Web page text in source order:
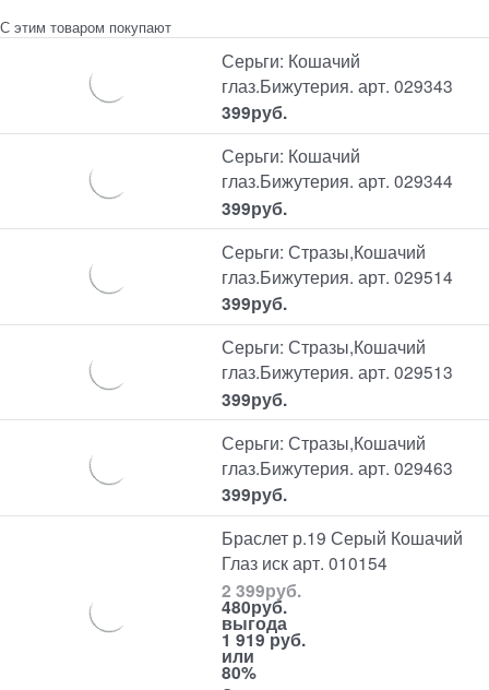
С этим товаром покупают
Серьги: Кошачий
глаз.Бижутерия. арт. 029343
399руб.
Серьги: Кошачий
глаз.Бижутерия. арт. 029344
399руб.
Серьги: Стразы,Кошачий
глаз.Бижутерия. арт. 029514
399руб.
Серьги: Стразы,Кошачий
глаз.Бижутерия. арт. 029513
399руб.
Серьги: Стразы,Кошачий
глаз.Бижутерия. арт. 029463
399руб.
Браслет р.19 Серый Кошачий
Глаз иск арт. 010154
2 399руб.
480руб.
выгода
1 919 руб.
или
80%